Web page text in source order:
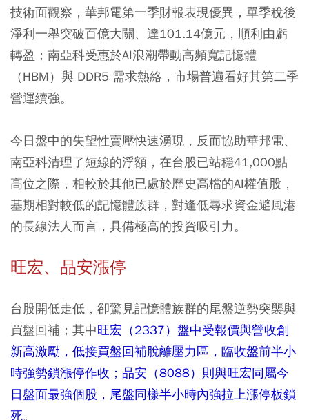
技術面觀察，華邦電第一季財報表現優異，單季稅後
淨利一舉突破百億大關、達101.14億元，順利由虧
轉盈；南亞科受惠於AI浪潮帶動高頻寬記憶體
（HBM）與 DDR5 需求熱絡，市場普遍看好其第二季
營運續強。
今日盤中的失望性賣壓快速湧現，反而協助華邦電、
南亞科清理了短線的浮額，在台股已站穩41,000點
高位之際，相較於其他已處於歷史高檔的AI權值股，
基期相對較低的記憶體族群，對逢低尋求資金避風港
的長線法人而言，具備極高的投資吸引力。
旺宏、品安漲停
台股開低走低，卻驚見記憶體族群的尾盤逆勢突襲與
買盤回補；其中旺宏（2337）盤中受報價與營收創
新高激勵，低接買盤回補脫離壓力區，臨收盤前半小
時強勢鎖漲停作收；品安（8088）則與旺宏同屬今
日盤面最強個股，尾盤同樣半小時內強拉上漲停板鎖
死。